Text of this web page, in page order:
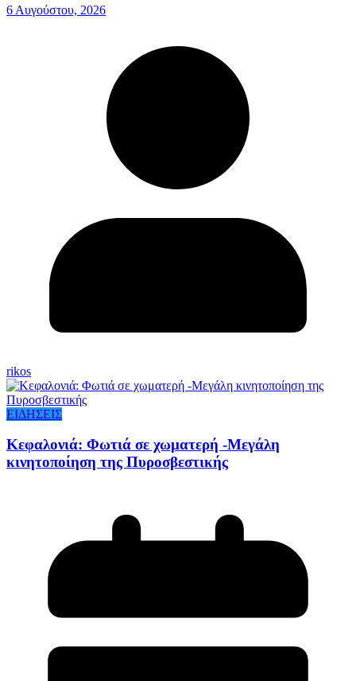
6 Αυγούστου, 2026
rikos
ΕΙΔΗΣΕΙΣ
Κεφαλονιά: Φωτιά σε χωματερή -Μεγάλη
κινητοποίηση της Πυροσβεστικής